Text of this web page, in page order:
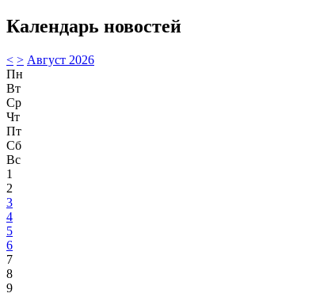
Календарь новостей
< > Август 2026
Пн
Вт
Ср
Чт
Пт
Сб
Вс
1
2
3
4
5
6
7
8
9